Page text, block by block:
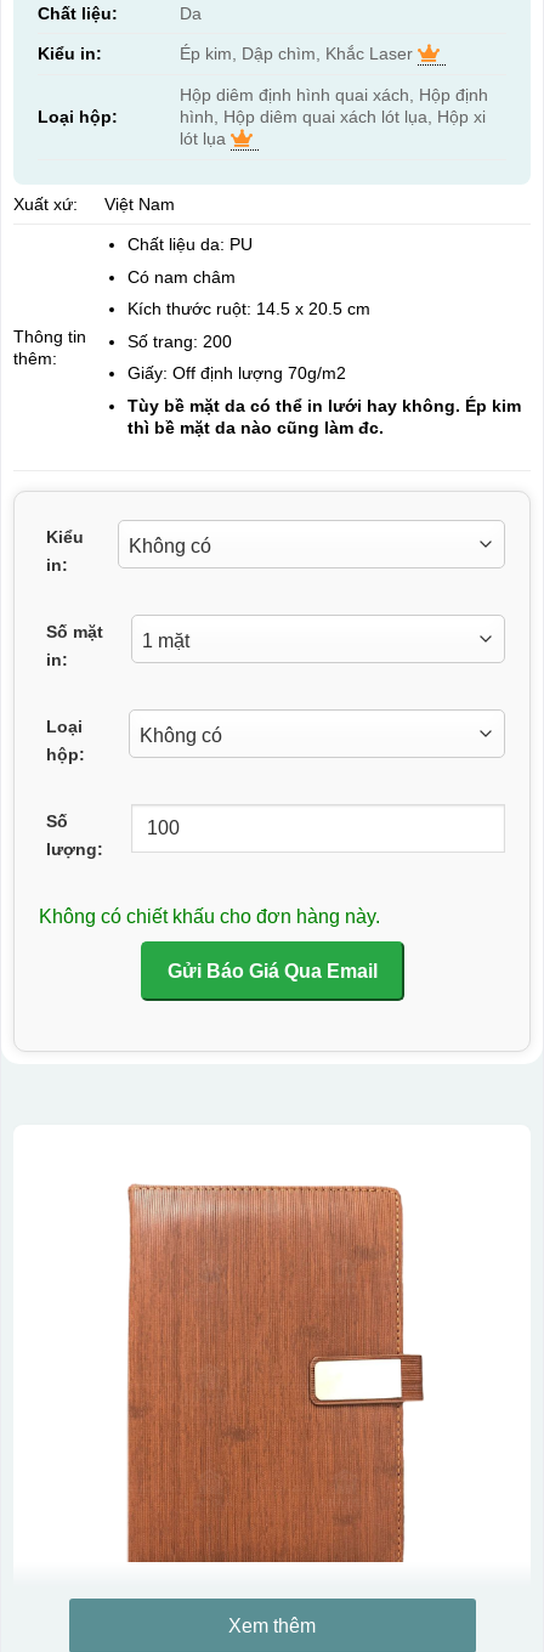
Chất liệu: Da
Kiểu in: Ép kim, Dập chìm, Khắc Laser
Loại hộp:
Hộp diêm định hình quai xách, Hộp định
hình, Hộp diêm quai xách lót lụa, Hộp xi
lót lụa
Xuất xứ: Việt Nam
Thông tin
thêm:
Chất liệu da: PU
Có nam châm
Kích thước ruột: 14.5 x 20.5 cm
Số trang: 200
Giấy: Off định lượng 70g/m2
Tùy bề mặt da có thể in lưới hay không. Ép kim
thì bề mặt da nào cũng làm đc.
Kiểu
in:
Số mặt
in:
Loại
hộp:
Số
lượng:
Không có chiết khấu cho đơn hàng này.
Gửi Báo Giá Qua Email
Xem thêm